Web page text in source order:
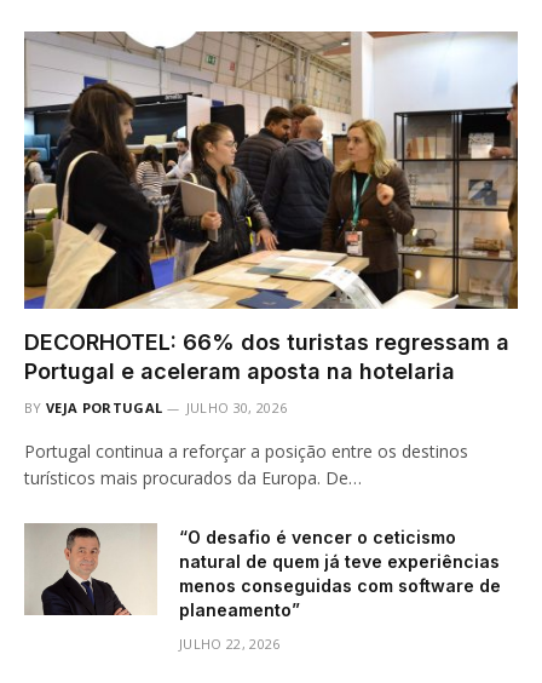
DECORHOTEL: 66% dos turistas regressam a
Portugal e aceleram aposta na hotelaria
BY VEJA PORTUGAL JULHO 30, 2026
Portugal continua a reforçar a posição entre os destinos
turísticos mais procurados da Europa. De…
“O desafio é vencer o ceticismo
natural de quem já teve experiências
menos conseguidas com software de
planeamento”
JULHO 22, 2026